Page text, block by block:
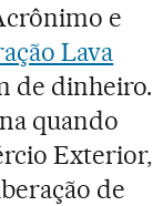
e
Lava
de dinheiro.
quando
Exterior,
de